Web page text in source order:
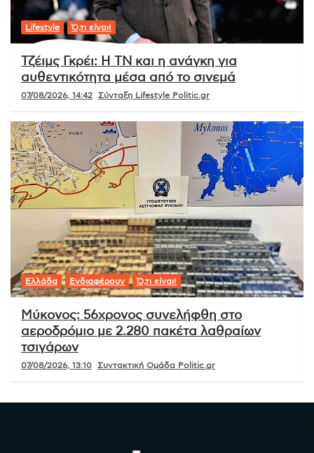
Lifestyle Ό,τι είναι!
Τζέιμς Γκρέι: Η ΤΝ και η ανάγκη για
αυθεντικότητα μέσα από το σινεμά
07/08/2026, 14:42 Σύνταξη Lifestyle Politic.gr
Ελλάδα Ενδιαφέρουν Ό,τι είναι!
Μύκονος: 56χρονος συνελήφθη στο
αεροδρόμιο με 2.280 πακέτα λαθραίων
τσιγάρων
07/08/2026, 13:10 Συντακτική Ομάδα Politic.gr